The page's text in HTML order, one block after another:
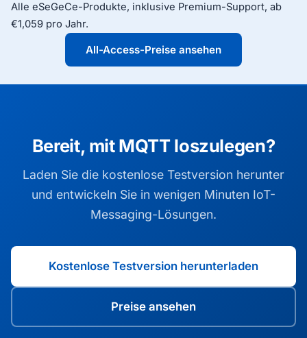
Projekt zu evaluieren.
Alle eSeGeCe-Produkte, inklusive Premium-Support, ab
€1,059 pro Jahr.
All-Access-Preise ansehen
Bereit, mit MQTT loszulegen?
Laden Sie die kostenlose Testversion herunter
und entwickeln Sie in wenigen Minuten IoT-
Messaging-Lösungen.
Kostenlose Testversion herunterladen
Preise ansehen